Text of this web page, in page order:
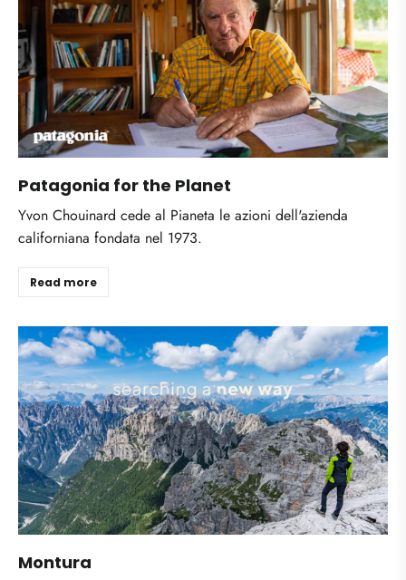
Patagonia for the Planet
Yvon Chouinard cede al Pianeta le azioni dell'azienda
californiana fondata nel 1973.
Read more
Montura